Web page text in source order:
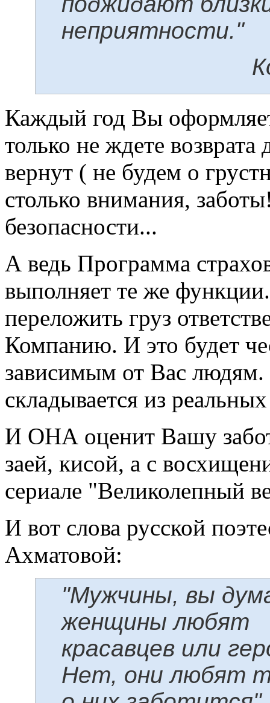
неприятности."
Каждый год Вы
только не ждете возврата
вернут ( не будем о
столько внимания,
безопасности...
А ведь Программа
выполняет те же
переложить груз
Компанию. И это будет
зависимым от Вас людям.
складывается из
И ОНА оценит Вашу
заей, кисой, а с
сериале "Великолепный
И вот слова русской
Ахматовой:
"Мужчины, вы
женщины любят
красавцев или
Нет, они любят